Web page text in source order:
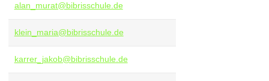
alan_murat@bibrisschule.de
klein_maria@bibrisschule.de
karrer_jakob@bibrisschule.de